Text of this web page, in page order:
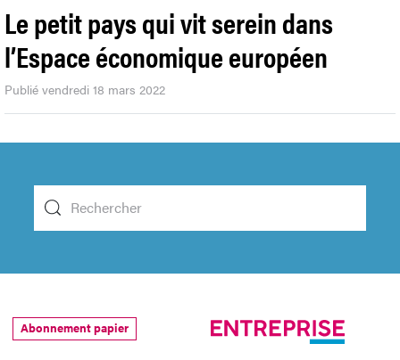
Le petit pays qui vit serein dans
l’Espace économique européen
Publié vendredi 18 mars 2022
Abonnement papier